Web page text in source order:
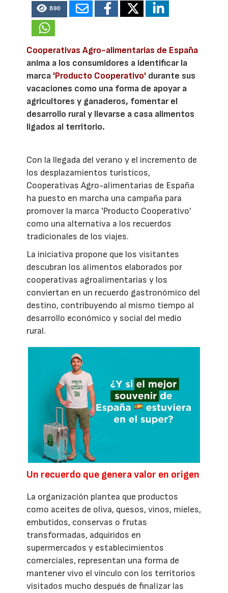
890
Cooperativas Agro-alimentarias de España
anima a los consumidores a identificar la
marca 'Producto Cooperativo' durante sus
vacaciones como una forma de apoyar a
agricultores y ganaderos, fomentar el
desarrollo rural y llevarse a casa alimentos
ligados al territorio.
Con la llegada del verano y el incremento de
los desplazamientos turísticos,
Cooperativas Agro-alimentarias de España
ha puesto en marcha una campaña para
promover la marca 'Producto Cooperativo'
como una alternativa a los recuerdos
tradicionales de los viajes.
La iniciativa propone que los visitantes
descubran los alimentos elaborados por
cooperativas agroalimentarias y los
conviertan en un recuerdo gastronómico del
destino, contribuyendo al mismo tiempo al
desarrollo económico y social del medio
rural.
Un recuerdo que genera valor en origen
La organización plantea que productos
como aceites de oliva, quesos, vinos, mieles,
embutidos, conservas o frutas
transformadas, adquiridos en
supermercados y establecimientos
comerciales, representan una forma de
mantener vivo el vínculo con los territorios
visitados mucho después de finalizar las